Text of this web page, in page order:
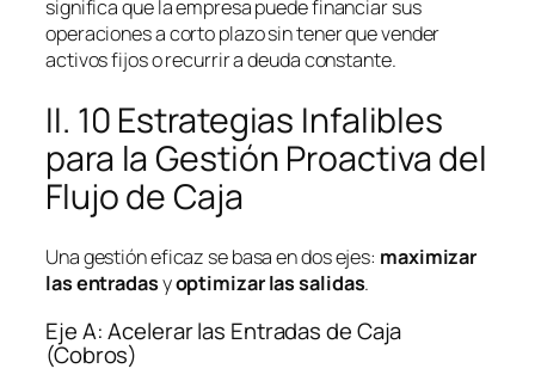
significa que la empresa puede financiar sus
operaciones a corto plazo sin tener que vender
activos fijos o recurrir a deuda constante.
II. 10 Estrategias Infalibles
para la Gestión Proactiva del
Flujo de Caja
Una gestión eficaz se basa en dos ejes: maximizar
las entradasyoptimizar las salidas.
Eje A: Acelerar las Entradas de Caja
(Cobros)